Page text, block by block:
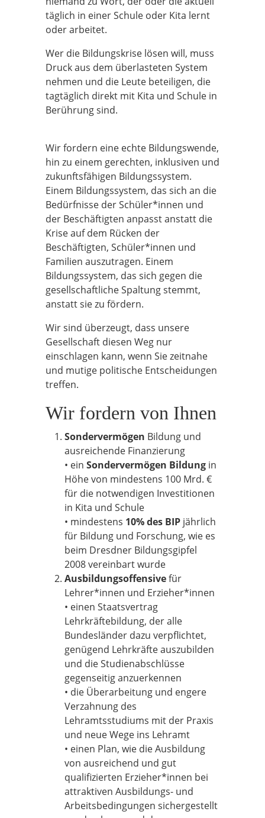
täglich in einer Schule oder Kita lernt
oder arbeitet.
Wer die Bildungskrise lösen will, muss
Druck aus dem überlasteten System
nehmen und die Leute beteiligen, die
tagtäglich direkt mit Kita und Schule in
Berührung sind.
Wir fordern eine echte Bildungswende,
hin zu einem gerechten, inklusiven und
zukunftsfähigen Bildungssystem.
Einem Bildungssystem, das sich an die
Bedürfnisse der Schüler*innen und
der Beschäftigten anpasst anstatt die
Krise auf dem Rücken der
Beschäftigten, Schüler*innen und
Familien auszutragen. Einem
Bildungssystem, das sich gegen die
gesellschaftliche Spaltung stemmt,
anstatt sie zu fördern.
Wir sind überzeugt, dass unsere
Gesellschaft diesen Weg nur
einschlagen kann, wenn Sie zeitnahe
und mutige politische Entscheidungen
treffen.
Wir fordern von Ihnen
Sondervermögen Bildung und
ausreichende Finanzierung
• ein Sondervermögen Bildung in
Höhe von mindestens 100 Mrd. €
für die notwendigen Investitionen
in Kita und Schule
• mindestens 10% des BIP jährlich
für Bildung und Forschung, wie es
beim Dresdner Bildungsgipfel
2008 vereinbart wurde
Ausbildungsoffensivefür
Lehrer*innen und Erzieher*innen
• einen Staatsvertrag
Lehrkräftebildung, der alle
Bundesländer dazu verpflichtet,
genügend Lehrkräfte auszubilden
und die Studienabschlüsse
gegenseitig anzuerkennen
• die Überarbeitung und engere
Verzahnung des
Lehramtsstudiums mit der Praxis
und neue Wege ins Lehramt
• einen Plan, wie die Ausbildung
von ausreichend und gut
qualifizierten Erzieher*innen bei
attraktiven Ausbildungs- und
Arbeitsbedingungen sichergestellt